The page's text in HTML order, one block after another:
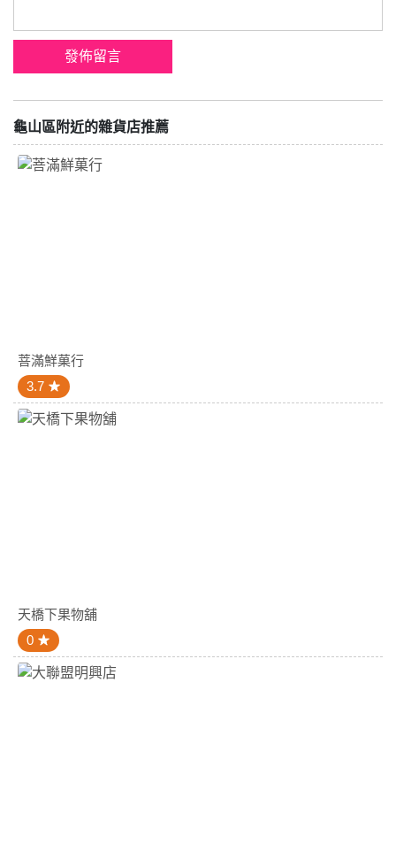
龜山區附近的雜貨店推薦
菩滿鮮菓行
3.7
天橋下果物舖
0